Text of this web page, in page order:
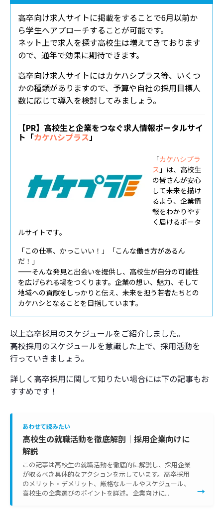
高卒向け求人サイトに掲載をすることで6月以前か
ら学生へアプローチすることが可能です。
ネット上で求人を探す高校生は増えてきております
ので、通年で効果に期待できます。
高卒向け求人サイトにはカケハシプラス等、いくつ
かの種類がありますので、予算や自社の採用目標人
数に応じて導入を検討してみましょう。
【PR】高校生と企業をつなぐ求人情報ポータルサイ
ト「カケハシプラス 」
「カケハシプラ
ス 」は、高校生
の皆さんが安心
して未来を描け
るよう、企業情
報をわかりやす
く届けるポータ
ルサイトです。
「この仕事、かっこいい！」「こんな働き方があるん
だ！」
――そんな発見と出会いを提供し、高校生が自分の可能性
を広げられる場をつくります。企業の想い、魅力、そして
地域への貢献をしっかりと伝え、未来を担う若者たちとの
カケハシとなることを目指しています。
以上高卒採用のスケジュールをご紹介しました。
高校採用のスケジュールを意識した上で、採用活動を
行っていきましょう。
詳しく高卒採用に関して知りたい場合には下の記事もお
すすめです！
あわせて読みたい
高校生の就職活動を徹底解剖｜採用企業向けに
解説
この記事は高校生の就職活動を徹底的に解説し、採用企業
が取るべき具体的なアクションを示しています。高卒採用
のメリット・デメリット、厳格なルールやスケジュール、
高校生の企業選びのポイントを詳述。企業向けに...
→